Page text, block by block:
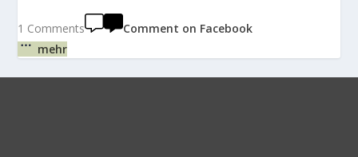
1 Comments
Comment on Facebook
mehr